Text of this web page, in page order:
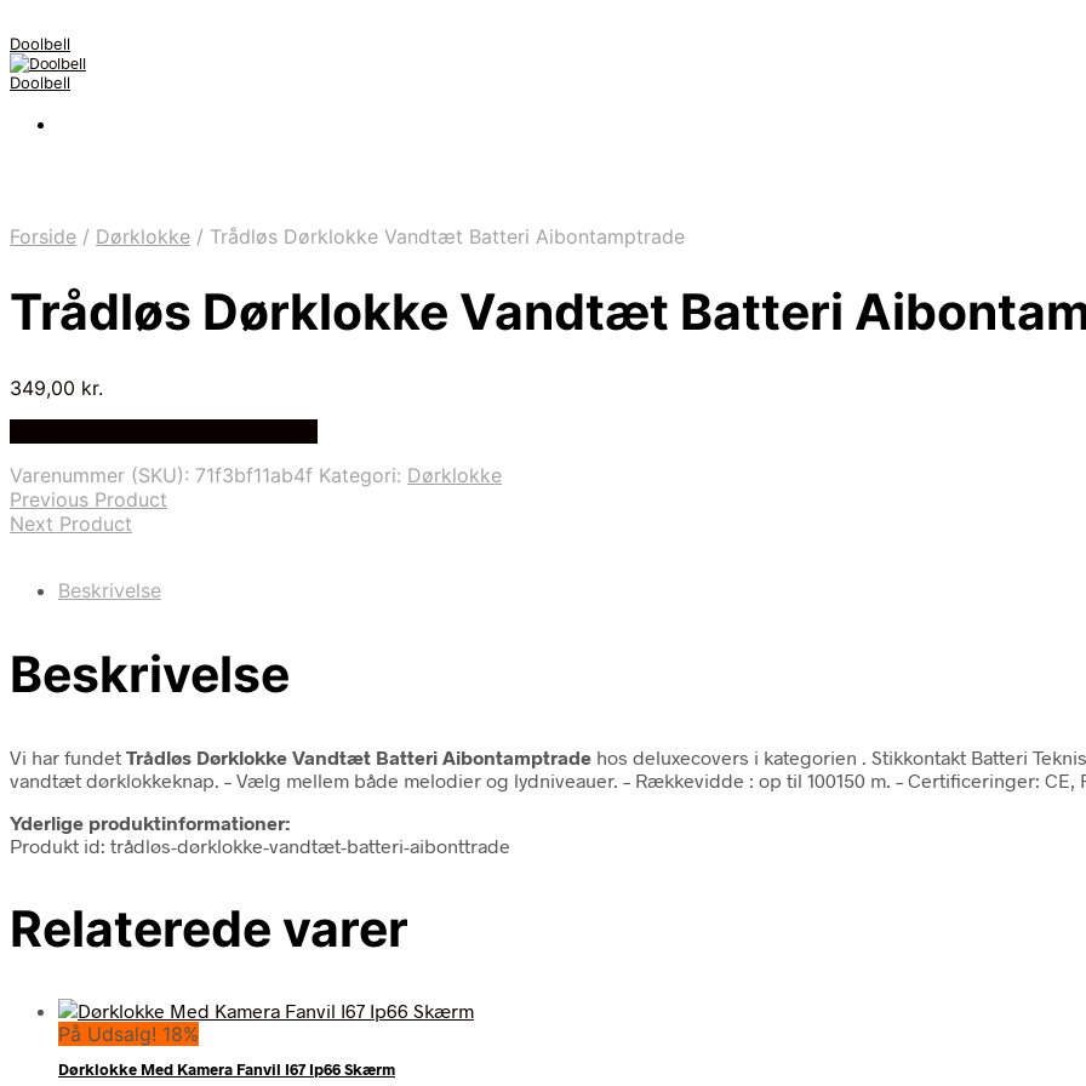
Doolbell
Doolbell
Forside / Dørklokke / Trådløs Dørklokke Vandtæt Batteri Aibontamptrade
Trådløs Dørklokke Vandtæt Batteri
349,00 kr.
Varenummer (SKU): 71f3bf11ab4f Kategori: Dørklokke
Previous Product
Next Product
Beskrivelse
Beskrivelse
Vi har fundet Trådløs Dørklokke Vandtæt Batteri Aibontamptrade hos deluxecovers i kategorien
. Stikkontakt Batteri
vandtæt dørklokkeknap. – Vælg mellem både melodier og lydniveauer. – Rækkevidde : op til 100150 m. – Certificeringer: CE,
Yderlige produktinformationer:
Produkt id: trådløs-dørklokke-vandtæt-batteri-aibonttrade
Relaterede varer
På Udsalg! 18%
Dørklokke Med Kamera Fanvil I67 Ip66 Skærm